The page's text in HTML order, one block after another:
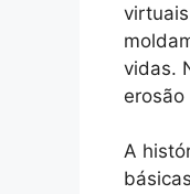
vidas.
A